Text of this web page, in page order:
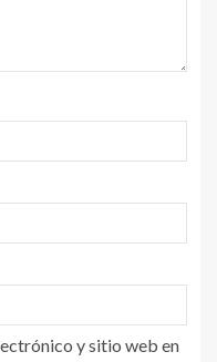
y sitio web en